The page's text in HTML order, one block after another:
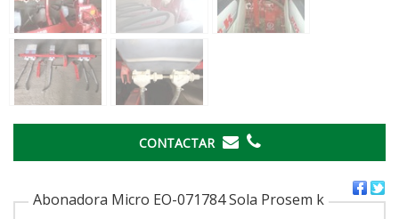
CONTACTAR
Abonadora Micro EO-071784 Sola Prosem k